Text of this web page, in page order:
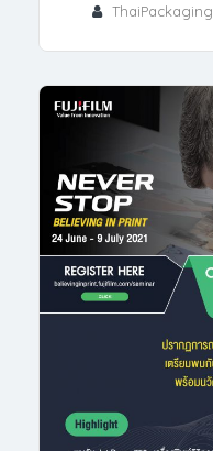
ThaiPackaging